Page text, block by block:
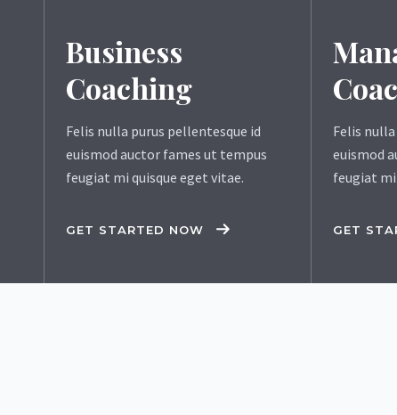
Business
Coaching
Felis nulla purus pellentesque id
euismod auctor fames ut tempus
feugiat mi quisque eget vitae.
GET STARTED NOW
Felis
euismod
feugiat mi
GET